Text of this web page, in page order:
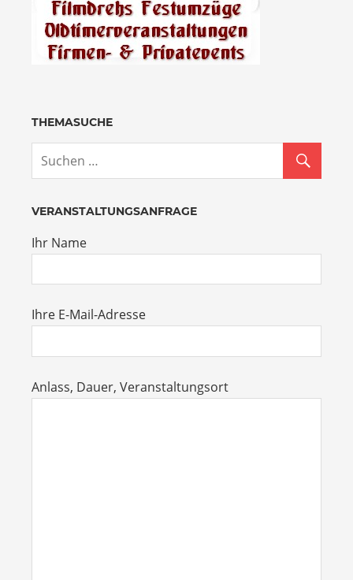
THEMASUCHE
VERANSTALTUNGSANFRAGE
Ihr Name
Ihre E-Mail-Adresse
Anlass, Dauer, Veranstaltungsort